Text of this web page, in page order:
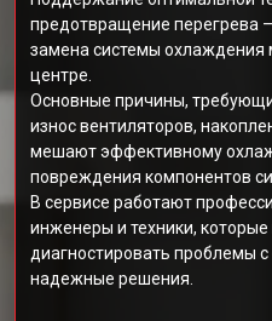
предотвращение перегрева
замена системы охлаждения
центре.
Основные причины,
износ вентиляторов,
мешают эффективному
повреждения компонентов
В сервисе работают
инженеры и техники, которые
диагностировать проблемы
надежные решения.